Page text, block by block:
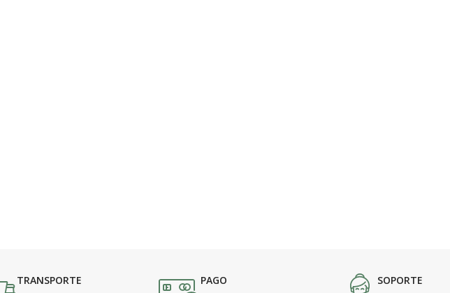
TRANSPORTE PAGO SOPORTE